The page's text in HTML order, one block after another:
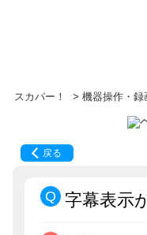
スカパー！ > 機器操作・録
戻る
字幕表示